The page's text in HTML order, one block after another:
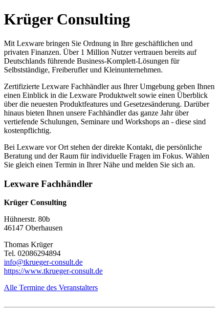
Krüger Consulting
Mit Lexware bringen Sie Ordnung in Ihre geschäftlichen und
privaten Finanzen. Über 1 Million Nutzer vertrauen bereits auf
Deutschlands führende Business-Komplett-Lösungen für
Selbstständige, Freiberufler und Kleinunternehmen.
Zertifizierte Lexware Fachhändler aus Ihrer Umgebung geben Ihnen
einen Einblick in die Lexware Produktwelt sowie einen Überblick
über die neuesten Produktfeatures und Gesetzesänderung. Darüber
hinaus bieten Ihnen unsere Fachhändler das ganze Jahr über
vertiefende Schulungen, Seminare und Workshops an - diese sind
kostenpflichtig.
Bei Lexware vor Ort stehen der direkte Kontakt, die persönliche
Beratung und der Raum für individuelle Fragen im Fokus. Wählen
Sie gleich einen Termin in Ihrer Nähe und melden Sie sich an.
Lexware Fachhändler
Krüger Consulting
Hühnerstr. 80b
46147 Oberhausen
Thomas Krüger
Tel. 02086294894
info@tkrueger-consult.de
https://www.tkrueger-consult.de
Alle Termine des Veranstalters